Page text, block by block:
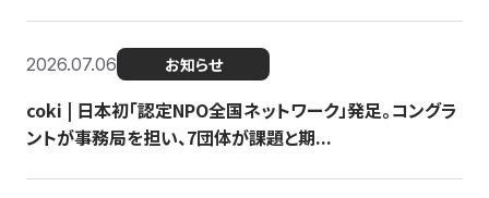
2026.07.06 お知らせ
coki | 日本初「認定NPO全国ネットワーク」発足。コングラ
ントが事務局を担い、7団体が課題と期...